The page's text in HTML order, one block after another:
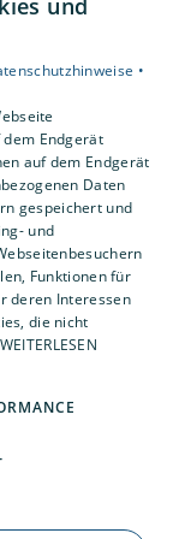
und
•
Endgerät
auf dem Endgerät
Daten
gespeichert und
und
Funktionen für
deren Interessen
die nicht